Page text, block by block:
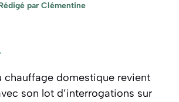
par Clémentine
chauffage domestique revient
son lot d’interrogations sur